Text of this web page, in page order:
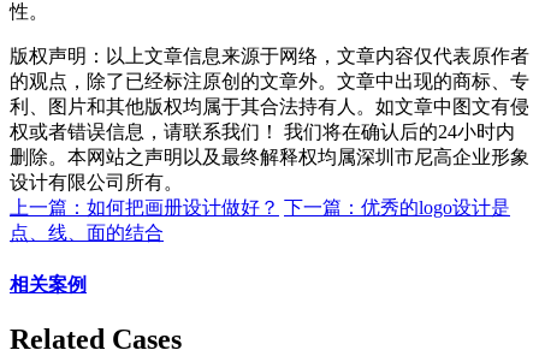
性。
版权声明：以上文章信息来源于网络，文章内容仅代表原作者
的观点，除了已经标注原创的文章外。文章中出现的商标、专
利、图片和其他版权均属于其合法持有人。如文章中图文有侵
权或者错误信息，请联系我们！ 我们将在确认后的24小时内
删除。本网站之声明以及最终解释权均属深圳市尼高企业形象
设计有限公司所有。
上一篇：如何把画册设计做好？ 下一篇：优秀的logo设计是
点、线、面的结合
相关案例
Related Cases